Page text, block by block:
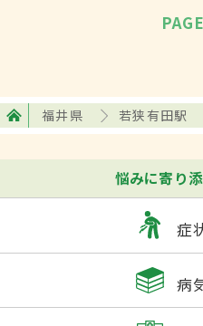
福井県 若狭有田駅
悩みに寄り
症
病